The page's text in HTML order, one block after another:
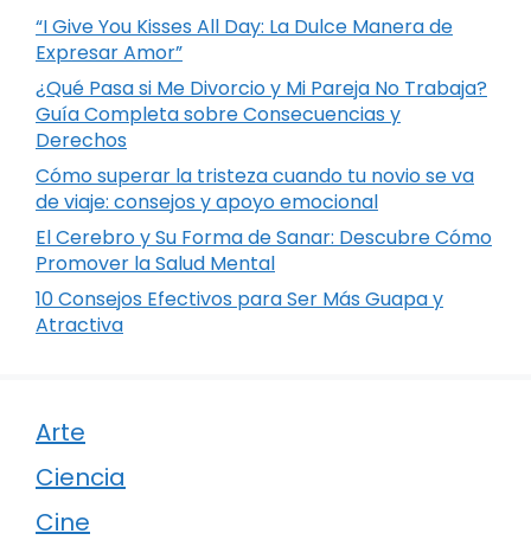
“I Give You Kisses All Day: La Dulce Manera de
Expresar Amor”
¿Qué Pasa si Me Divorcio y Mi Pareja No Trabaja?
Guía Completa sobre Consecuencias y
Derechos
Cómo superar la tristeza cuando tu novio se va
de viaje: consejos y apoyo emocional
El Cerebro y Su Forma de Sanar: Descubre Cómo
Promover la Salud Mental
10 Consejos Efectivos para Ser Más Guapa y
Atractiva
Arte
Ciencia
Cine